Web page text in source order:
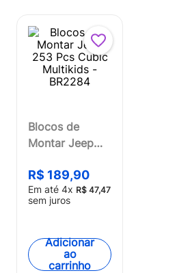
Blocos de
Montar Jeep
Multikids -
BR2284
R$ 189,90
Em até 4x R$ 47,47
sem juros
Adicionar
ao
carrinho